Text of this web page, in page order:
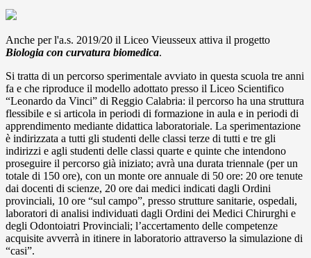
Anche per l'a.s. 2019/20 il Liceo Vieusseux attiva il progetto
Biologia con curvatura biomedica.
Si tratta di un percorso sperimentale avviato in questa scuola tre anni
fa e che riproduce il modello adottato presso il Liceo Scientifico
“Leonardo da Vinci” di Reggio Calabria: il percorso ha una struttura
flessibile e si articola in periodi di formazione in aula e in periodi di
apprendimento mediante didattica laboratoriale. La sperimentazione
è indirizzata a tutti gli studenti delle classi terze di tutti e tre gli
indirizzi e agli studenti delle classi quarte e quinte che intendono
proseguire il percorso già iniziato; avrà una durata triennale (per un
totale di 150 ore), con un monte ore annuale di 50 ore: 20 ore tenute
dai docenti di scienze, 20 ore dai medici indicati dagli Ordini
provinciali, 10 ore “sul campo”, presso strutture sanitarie, ospedali,
laboratori di analisi individuati dagli Ordini dei Medici Chirurghi e
degli Odontoiatri Provinciali; l’accertamento delle competenze
acquisite avverrà in itinere in laboratorio attraverso la simulazione di
“casi”.